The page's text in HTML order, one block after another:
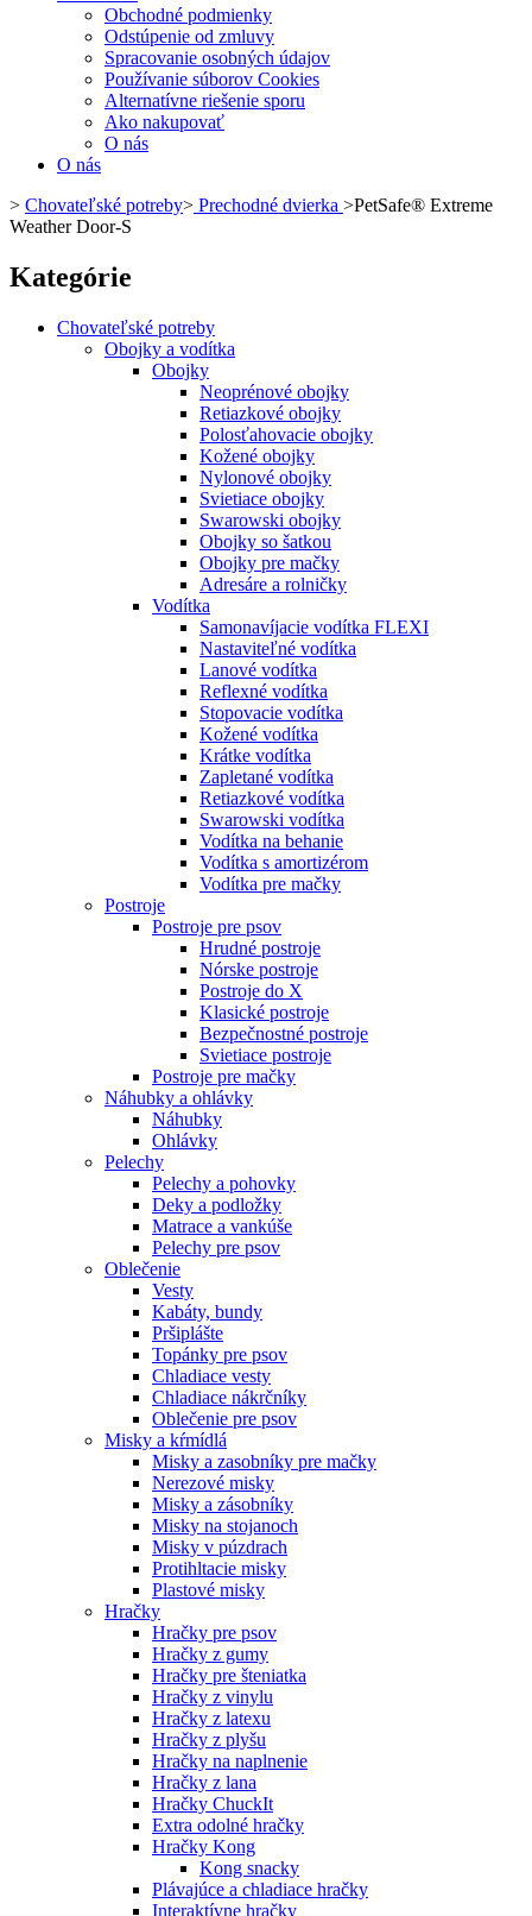
Obchodné podmienky
Odstúpenie od zmluvy
Spracovanie osobných údajov
Používanie súborov Cookies
Alternatívne riešenie sporu
Ako nakupovať
O nás
O nás
> Chovateľské potreby> Prechodné dvierka >PetSafe® Extreme
Weather Door-S
Kategórie
Chovateľské potreby
Obojky a vodítka
Obojky
Neoprénové obojky
Retiazkové obojky
Polosťahovacie obojky
Kožené obojky
Nylonové obojky
Svietiace obojky
Swarowski obojky
Obojky so šatkou
Obojky pre mačky
Adresáre a rolničky
Vodítka
Samonavíjacie vodítka FLEXI
Nastaviteľné vodítka
Lanové vodítka
Reflexné vodítka
Stopovacie vodítka
Kožené vodítka
Krátke vodítka
Zapletané vodítka
Retiazkové vodítka
Swarowski vodítka
Vodítka na behanie
Vodítka s amortizérom
Vodítka pre mačky
Postroje
Postroje pre psov
Hrudné postroje
Nórske postroje
Postroje do X
Klasické postroje
Bezpečnostné postroje
Svietiace postroje
Postroje pre mačky
Náhubky a ohlávky
Náhubky
Ohlávky
Pelechy
Pelechy a pohovky
Deky a podložky
Matrace a vankúše
Pelechy pre psov
Oblečenie
Vesty
Kabáty, bundy
Pršiplášte
Topánky pre psov
Chladiace vesty
Chladiace nákrčníky
Oblečenie pre psov
Misky a kŕmídlá
Misky a zasobníky pre mačky
Nerezové misky
Misky a zásobníky
Misky na stojanoch
Misky v púzdrach
Protihltacie misky
Plastové misky
Hračky
Hračky pre psov
Hračky z gumy
Hračky pre šteniatka
Hračky z vinylu
Hračky z latexu
Hračky z plyšu
Hračky na naplnenie
Hračky z lana
Hračky ChuckIt
Extra odolné hračky
Hračky Kong
Kong snacky
Plávajúce a chladiace hračky
Interaktívne hračky